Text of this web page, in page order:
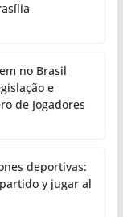
no Brasil
e
de Jogadores
deportivas:
y jugar al